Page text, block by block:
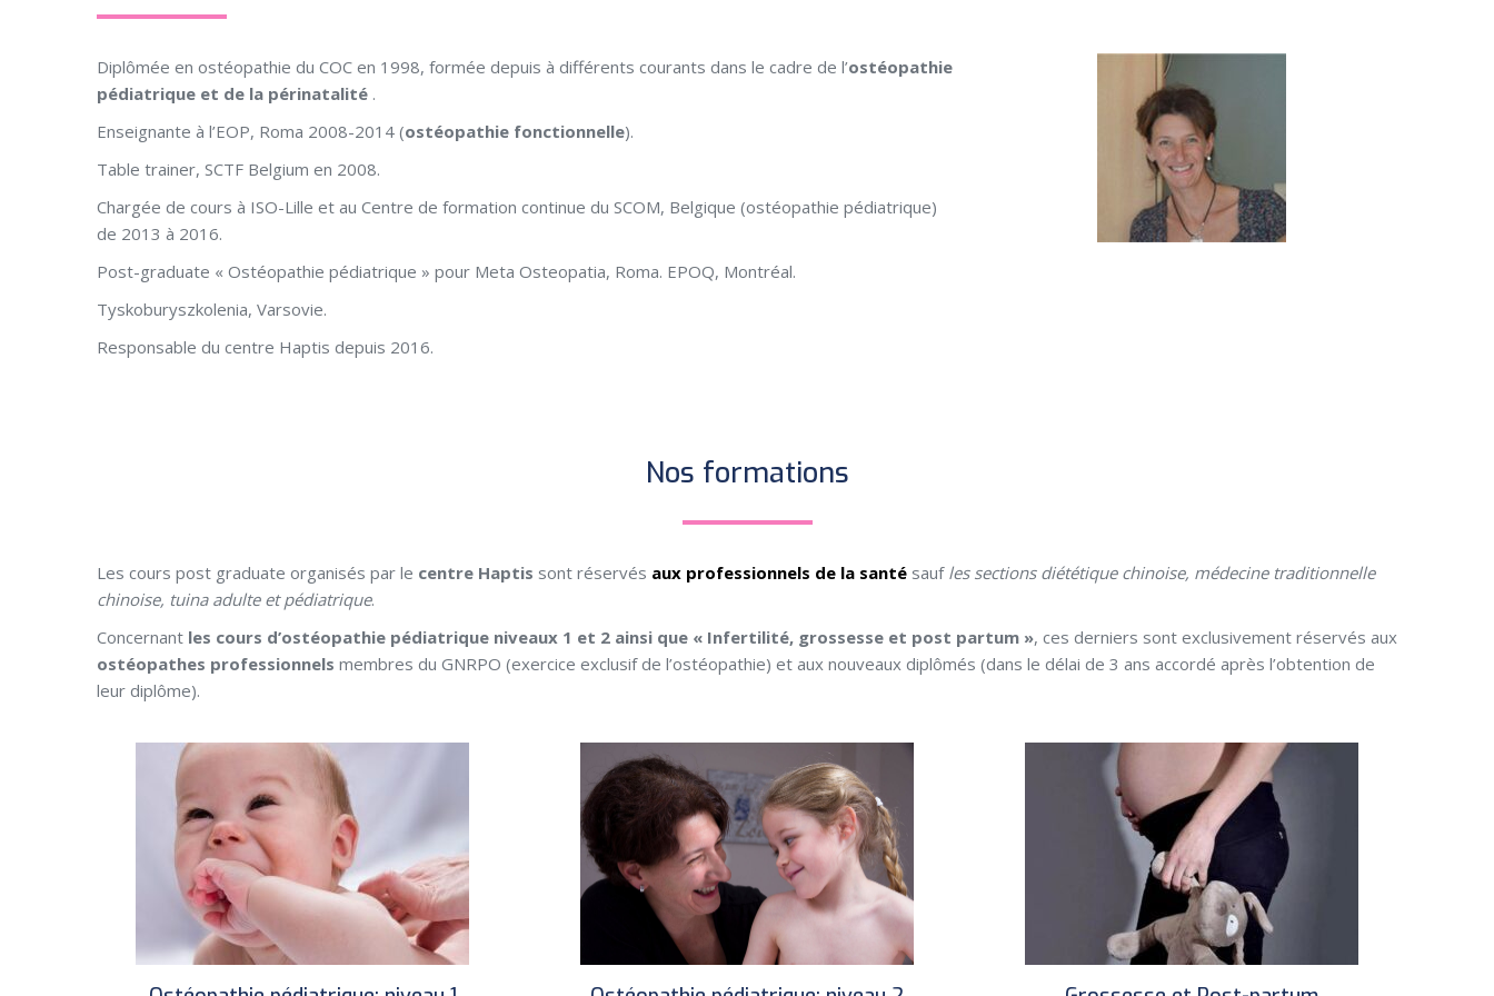
Diplômée en ostéopathie du COC en 1998, formée depuis à différents courants dans le cadre de l’ostéopathie
pédiatrique et de la périnatalité .
Enseignante à l’EOP, Roma 2008-2014 (ostéopathie fonctionnelle).
Table trainer, SCTF Belgium en 2008.
Chargée de cours à ISO-Lille et au Centre de formation continue du SCOM, Belgique (ostéopathie pédiatrique)
de 2013 à 2016.
Post-graduate « Ostéopathie pédiatrique » pour Meta Osteopatia, Roma. EPOQ, Montréal.
Tyskoburyszkolenia, Varsovie.
Responsable du centre Haptis depuis 2016.
Nos formations
Les cours post graduate organisés par le centre Haptis sont réservés aux professionnels de la santé sauf les sections diététique chinoise, médecine traditionnelle
chinoise, tuina adulte et pédiatrique.
Concernant les cours d’ostéopathie pédiatrique niveaux 1 et 2 ainsi que « Infertilité, grossesse et post partum », ces derniers sont exclusivement réservés aux
ostéopathes professionnels membres du GNRPO (exercice exclusif de l’ostéopathie) et aux nouveaux diplômés (dans le délai de 3 ans accordé après l’obtention de
leur diplôme).